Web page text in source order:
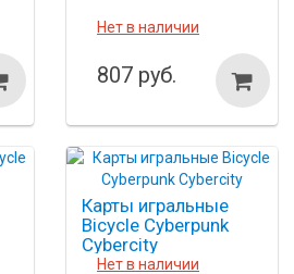
Нет в наличии
807 руб.
Карты игральные
Bicycle Cyberpunk
Cybercity
Нет в наличии